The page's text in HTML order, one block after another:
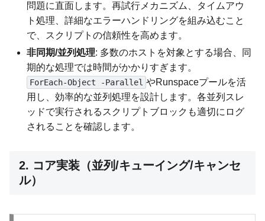
問題に直面します。再試行メカニズム、タイムアウ
ト処理、詳細なエラーハンドリングを組み込むこと
で、スクリプトの信頼性を高めます。
非同期/並列処理: 多数のホストを対象とする場合、同
期的な処理では時間がかかりすぎます。
ForEach-Object -Parallel やRunspaceプールを活
用し、効率的な並列処理を設計します。各並列スレ
ッドで実行されるスクリプトブロックも適切にログ
されることを確認します。
2. コア実装（並列/キューイング/キャンセ
ル）